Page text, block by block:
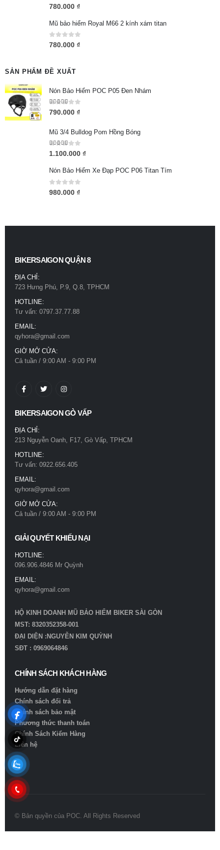
0out of 5
780.000 ₫
Mũ bảo hiểm Royal M66 2 kính xám titan
0out of 5
780.000 ₫
SẢN PHẨM ĐỀ XUẤT
Nón Bảo Hiểm POC P05 Đen Nhám
5.00 out of 5
790.000 ₫
Mũ 3/4 Bulldog Pom Hồng Bóng
5.00out of 5
1.100.000 ₫
Nón Bảo Hiểm Xe Đạp POC P06 Titan Tím
0out of 5
980.000 ₫
BIKERSAIGON QUẬN 8
ĐỊA CHỈ:
723 Hưng Phú, P.9, Q.8, TPHCM
HOTLINE:
Tư vấn: 0797.37.77.88
EMAIL:
qyhora@gmail.com
GIỜ MỞ CỬA:
Cả tuần / 9:00 AM - 9:00 PM
BIKERSAIGON GÒ VẤP
ĐỊA CHỈ:
213 Nguyễn Oanh, F17, Gò Vấp, TPHCM
HOTLINE:
Tư vấn: 0922.656.405
EMAIL:
qyhora@gmail.com
GIỜ MỞ CỬA:
Cả tuần / 9:00 AM - 9:00 PM
GIẢI QUYẾT KHIẾU NẠI
HOTLINE:
096.906.4846 Mr Quỳnh
EMAIL:
qyhora@gmail.com
HỘ KINH DOANH MŨ BẢO HIỂM BIKER SÀI GÒN
MST: 8320352358-001
ĐẠI DIỆN :NGUYỄN KIM QUỲNH
SĐT : 0969064846
CHÍNH SÁCH KHÁCH HÀNG
Hướng dẫn đặt hàng
Chính sách đổi trả
Chính sách bảo mật
Phương thức thanh toán
Chính Sách Kiểm Hàng
Liên hệ
© Bản quyền của POC. All Rights Reserved